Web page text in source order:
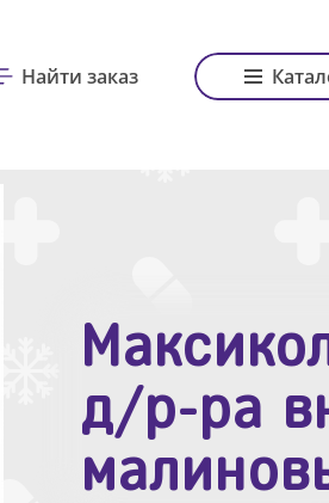
Найти заказ
д/р-ра
Зодак
№10